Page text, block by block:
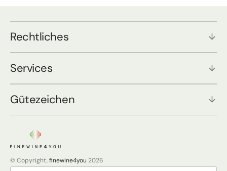
Rechtliches
Services
Gütezeichen
© Copyright,finewine4you 2026